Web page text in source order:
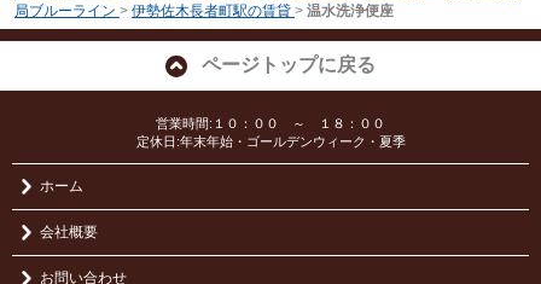
局ブルーライン > 伊勢佐木長者町駅の賃貸 > 温水洗浄便座
ページトップに戻る
営業時間:１０：００ ～ １８：００
定休日:年末年始・ゴールデンウィーク・夏季
ホーム
会社概要
お問い合わせ